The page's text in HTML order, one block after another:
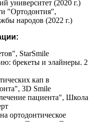
университет (2020 г.)
"Ортодонтия",
народов (2022 г.)
StarSmile
брекеты и элайнеры. 2
кап в
3D Smile
пациента", Школа
ортодонтическое